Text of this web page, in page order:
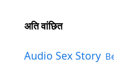
अति वांछित
Audio Sex Story